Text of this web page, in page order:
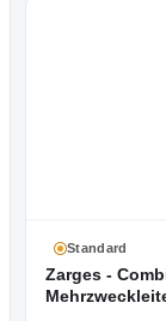
Standard
Zarges -